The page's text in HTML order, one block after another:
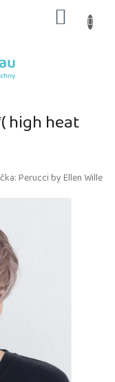
KOŠÍK
high heat
Perucci by Ellen Wille